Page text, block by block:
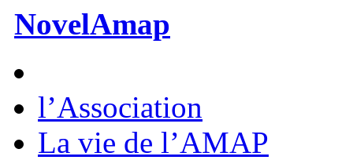
NovelAmap
l’Association
La vie de l’AMAP